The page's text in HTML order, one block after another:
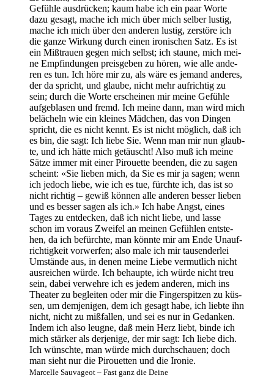
Gefüh­le aus­drü­cken; kaum habe ich ein paar Wor­te
dazu gesagt, mache ich mich über mich sel­ber lus­tig,
mache ich mich über den ande­ren lus­tig, zer­stö­re ich
die gan­ze Wir­kung durch einen iro­ni­schen Satz. Es ist
ein Miß­trau­en gegen mich selbst; ich stau­ne, mich mei­
ne Emp­fin­dun­gen preis­ge­ben zu hören, wie alle ande­
ren es tun. Ich höre mir zu, als wäre es jemand ande­res,
der da spricht, und glau­be, nicht mehr auf­rich­tig zu
sein; durch die Wor­te erschei­nen mir mei­ne Gefüh­le
auf­ge­bla­sen und fremd. Ich mei­ne dann, man wird mich
belä­cheln wie ein klei­nes Mäd­chen, das von Din­gen
spricht, die es nicht kennt. Es ist nicht mög­lich, daß ich
es bin, die sagt: Ich lie­be Sie. Wenn man mir nun glaub­
te, und ich hät­te mich getäuscht! Also muß ich mei­ne
Sät­ze immer mit einer Pirou­et­te been­den, die zu sagen
scheint: «Sie lie­ben mich, da Sie es mir ja sagen; wenn
ich jedoch lie­be, wie ich es tue, fürch­te ich, das ist so
nicht rich­tig – gewiß kön­nen alle ande­ren bes­ser lie­ben
und es bes­ser sagen als ich.» Ich habe Angst, eines
Tages zu ent­de­cken, daß ich nicht lie­be, und las­se
schon im vor­aus Zwei­fel an mei­nen Gefüh­len ent­ste­
hen, da ich befürch­te, man könn­te mir am Ende Unauf­
rich­tig­keit vor­wer­fen; also male ich mir tau­sen­der­lei
Umstän­de aus, in denen mei­ne Lie­be ver­mut­lich nicht
aus­rei­chen wür­de. Ich behaup­te, ich wür­de nicht treu
sein, dabei ver­weh­re ich es jedem ande­ren, mich ins
Thea­ter zu beglei­ten oder mir die Fin­ger­spit­zen zu küs­
sen, um dem­je­ni­gen, dem ich gesagt habe, ich lieb­te ihn
nicht, nicht zu miß­fal­len, und sei es nur in Gedan­ken.
Indem ich also leug­ne, daß mein Herz liebt, bin­de ich
mich stär­ker als der­je­ni­ge, der mir sagt: Ich lie­be dich.
Ich wünsch­te, man wür­de mich durch­schau­en; doch
man sieht nur die Pirou­et­ten und die Ironie.
Mar­cel­le Sau­va­geot – Fast ganz die Deine